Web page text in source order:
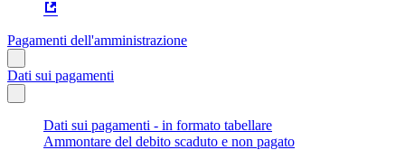
Pagamenti dell'amministrazione
Dati sui pagamenti
Dati sui pagamenti - in formato tabellare
Ammontare del debito scaduto e non pagato